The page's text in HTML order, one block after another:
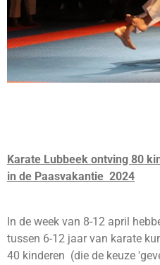
Karate Lubbeek ontving 80
in de Paasvakantie 2024
In de week van 8-12 april
tussen 6-12 jaar van karate
40 kinderen (die de keuze